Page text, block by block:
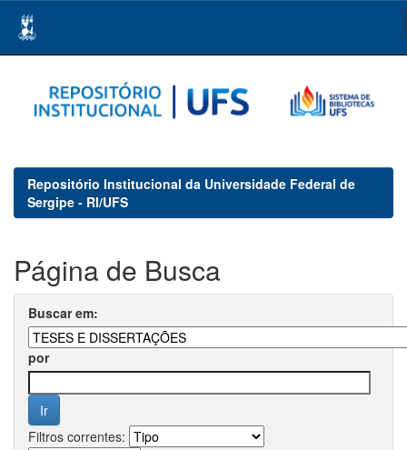
navigation
Repositório Institucional da Universidade Federal de
Sergipe - RI/UFS
Página de Busca
Buscar em:
por
Filtros correntes: